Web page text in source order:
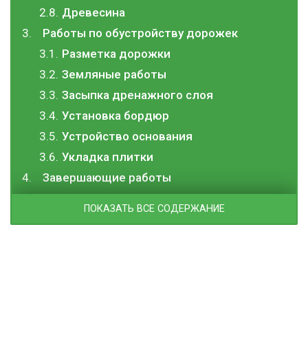
Древесина
Работы по обустройству дорожек
Разметка дорожки
Земляные работы
Засыпка дренажного слоя
Установка бордюр
Устройство основания
Укладка плитки
Завершающие работы
ПОКАЗАТЬ ВСЕ СОДЕРЖАНИЕ